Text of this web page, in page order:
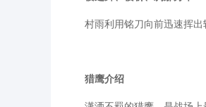
村雨利用铭刀向前迅速挥出
猎鹰介绍